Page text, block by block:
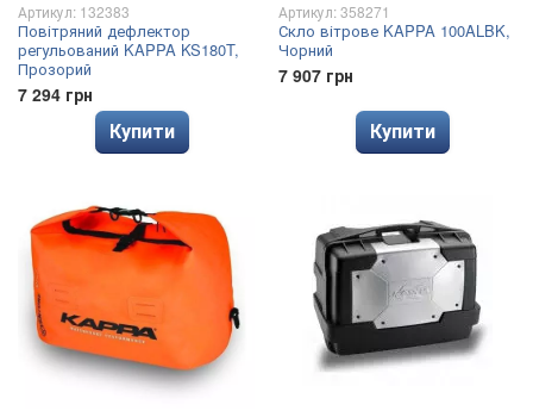
Артикул: 132383
Повітряний дефлектор
регульований KAPPA KS180T,
Прозорий
7 294 грн
Купити
Артикул: 358271
Скло вітрове KAPPA 100ALBK,
Чорний
7 907 грн
Купити